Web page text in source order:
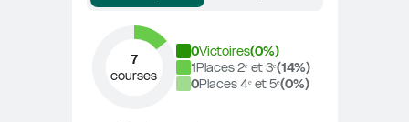
7
courses
0Victoires(0%)
1Places 2ᵉ et 3ᵉ(14%)
0Places 4ᵉ et 5ᵉ(0%)